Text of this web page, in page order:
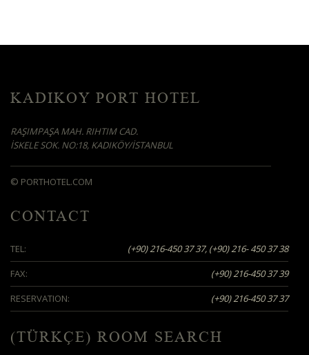
KADIKOY PORT HOTEL
RAŞIMPAŞA MAH. RIHTIM CAD.
İSKELE SOK. NO:18, KADIKÖY/İSTANBUL
© PORTHOTEL.COM
CONTACT
TEL:
(+90) 216-450 37 37, (+90) 216- 450 37 38
FAX:
(+90) 216-450 37 39
RESERVATION:
(+90) 216-450 37 37
(TÜRKÇE) ROOM SEARCH